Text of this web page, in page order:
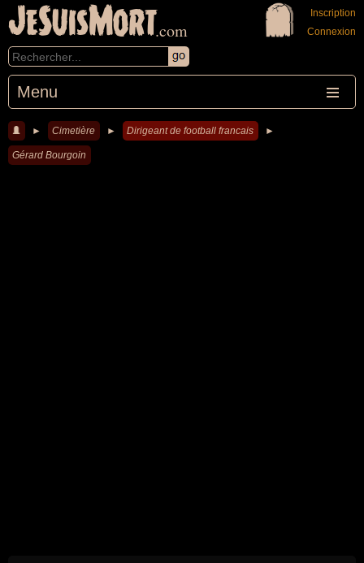
JeSuisMort.com
Menu
Inscription
Connexion
► Cimetière ► Dirigeant de football francais ►
Gérard Bourgoin